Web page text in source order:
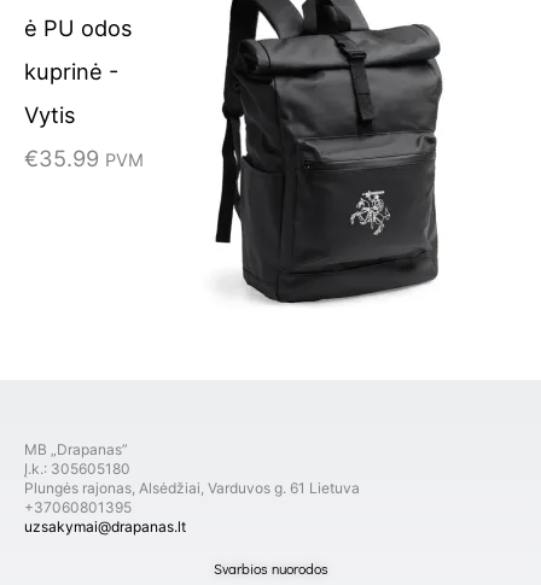
ė PU odos
kuprinė -
Vytis
€35.99 PVM
MB „Drapanas”
Į.k.: 305605180
Plungės rajonas, Alsėdžiai, Varduvos g. 61 Lietuva
+37060801395
uzsakymai@drapanas.lt
Svarbios nuorodos